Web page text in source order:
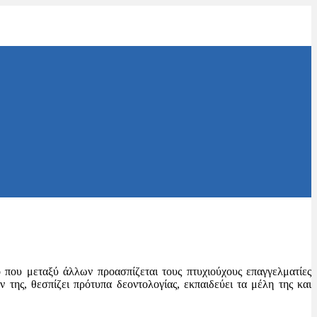
μεταξύ άλλων προασπίζεται τους πτυχιούχους επαγγελματίες
θεσπίζει πρότυπα δεοντολογίας, εκπαιδεύει τα μέλη της και